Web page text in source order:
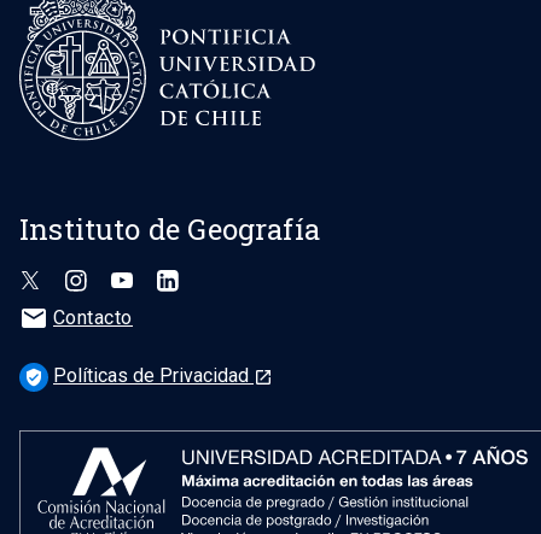
Instituto de Geografía
mail Contacto
verified_user Políticas de Privacidad launch